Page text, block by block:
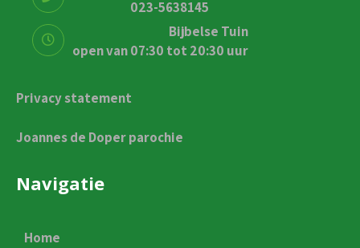
023-5638145
Bijbelse Tuin
open van 07:30 tot 20:30 uur
Privacy statement
Joannes de Doper parochie
Navigatie
Home